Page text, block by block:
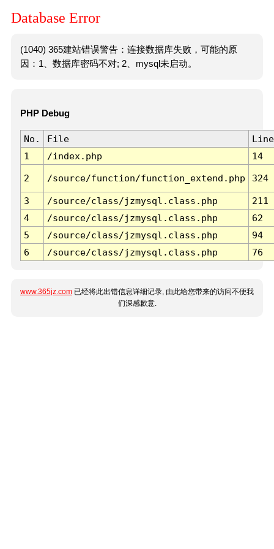
Database Error
(1040) 365建站错误警告：连接数据库失败，可能的原
因：1、数据库密码不对; 2、mysql未启动。
PHP Debug
No. File
Line
1
/index.php 14
2 /source/function/function_extend.php 324
3 /source/class/jzmysql.class.php
211
4
/source/class/jzmysql.class.php
62
5
/source/class/jzmysql.class.php
94
6
/source/class/jzmysql.class.php 76
www.365jz.com 已经将此出错信息详细记录, 由此给您带来的访问不便我
们深感歉意.